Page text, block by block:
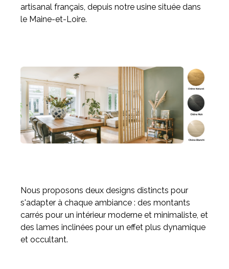
artisanal français, depuis notre usine située dans
le Maine-et-Loire.
Nous proposons deux designs distincts pour
s'adapter à chaque ambiance : des montants
carrés pour un intérieur moderne et minimaliste, et
des lames inclinées pour un effet plus dynamique
et occultant.